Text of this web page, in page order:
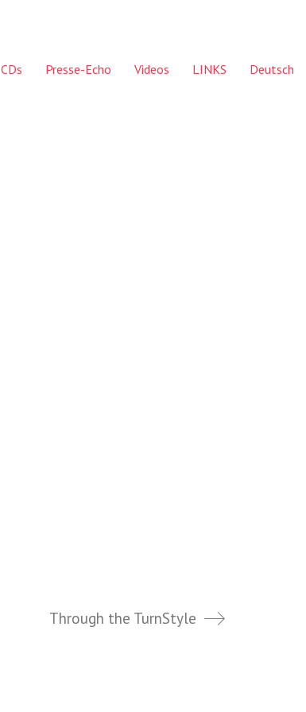
CDs Presse-Echo Videos LINKS Deutsch
Through the TurnStyle